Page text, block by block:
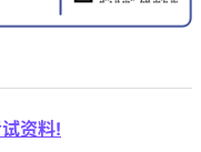
资料!